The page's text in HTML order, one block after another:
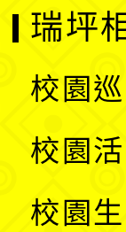
瑞坪
校園
校園
校園